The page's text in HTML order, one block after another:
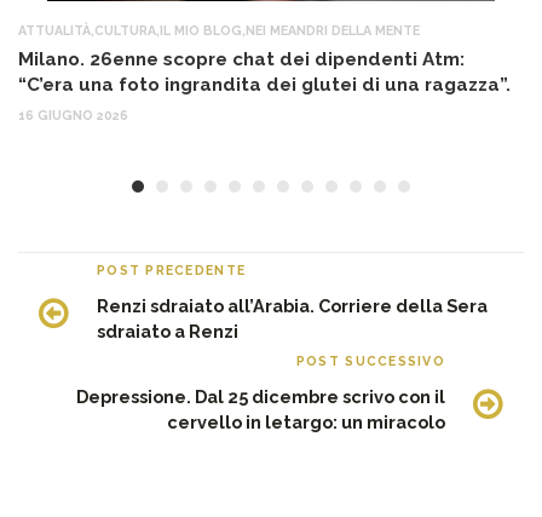
ATTUALITÀ CULTURA IL MIO BLOG NEI MEANDRI DELLA MENTE
Milano. 26enne scopre chat dei dipendenti Atm:
“C’era una foto ingrandita dei glutei di una ragazza”.
16 GIUGNO 2026
POST PRECEDENTE
Renzi sdraiato all’Arabia. Corriere della Sera
sdraiato a Renzi
POST SUCCESSIVO
Depressione. Dal 25 dicembre scrivo con il
cervello in letargo: un miracolo